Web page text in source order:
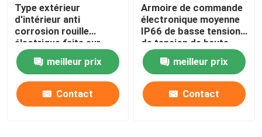
Type extérieur
d'intérieur anti
corrosion rouille
électrique faite sur
commande d'armoires
de commande d'anti
meilleur prix
Contact
Armoire de commande
électronique moyenne
IP66 de basse tension
de tension de haute
tension
meilleur prix
Contact